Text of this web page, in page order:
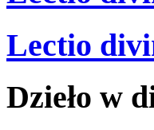
Lectio
Dzieło w